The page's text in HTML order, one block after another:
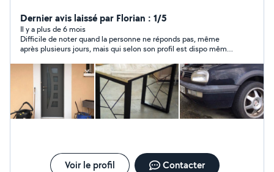
fabrication de petit meuble en bois de palette et de
l'acier sur mesure Restauration divers en cas de besoin
je dispo les week-ends. Merci d'avance
Dernier avis laissé par Florian : 1/5
Il y a plus de 6 mois
Difficile de noter quand la personne ne réponds pas, même
après plusieurs jours, mais qui selon son profil est dispo même
Probablement.
Voir le profil Contacter